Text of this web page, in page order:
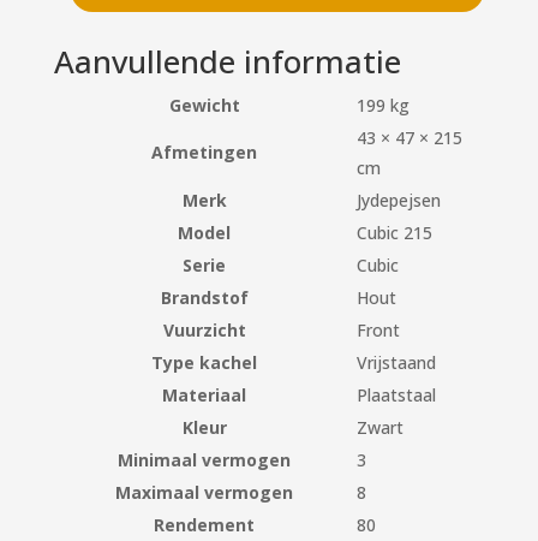
Aanvullende informatie
Gewicht 199 kg
Afmetingen
43 × 47 × 215
cm
Merk
Jydepejsen
Model
Cubic 215
Serie
Cubic
Brandstof
Hout
Vuurzicht
Front
Type kachel
Vrijstaand
Materiaal
Plaatstaal
Kleur
Zwart
Minimaal vermogen
3
Maximaal vermogen
8
Rendement
80